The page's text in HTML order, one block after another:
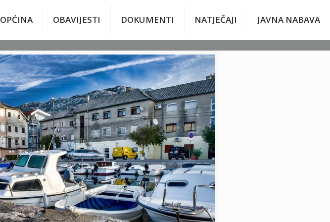
OPĆINA OBAVIJESTI DOKUMENTI NATJEČAJI JAVNA NABAVA